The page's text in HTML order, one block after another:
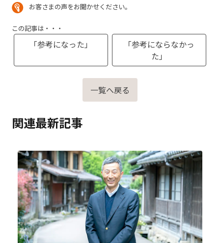
お客さまの声をお聞かせください。
この記事は・・・
「参考になった」
「参考にならなかっ
た」
一覧へ戻る
関連最新記事